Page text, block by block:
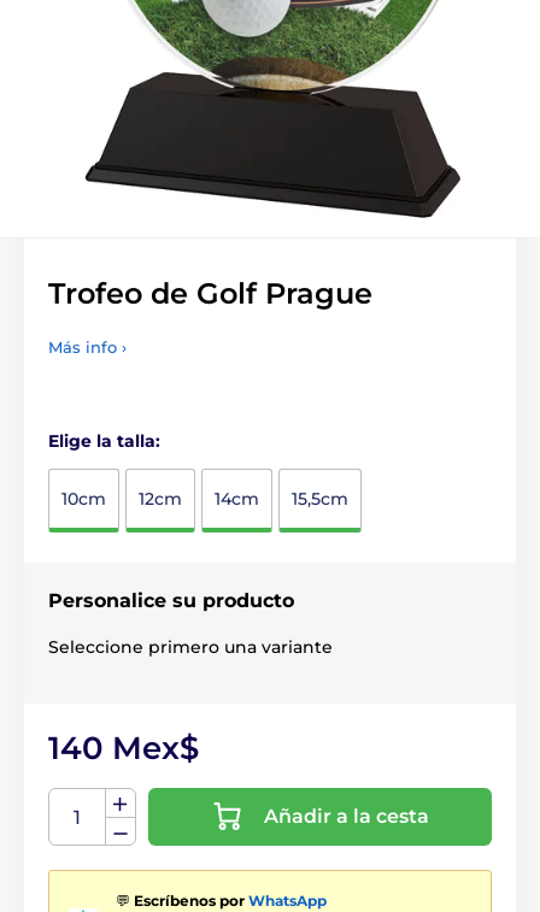
Trofeo de Golf Prague
Más info ›
Elige la talla:
10cm 12cm 14cm 15,5cm
Personalice su producto
Seleccione primero una variante
140 Mex$
Añadir a la cesta
💬 Escríbenos por WhatsApp